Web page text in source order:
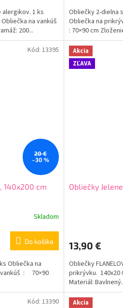
alergikov. 1 ks
na vankúš
200...
Obliečky 2-dielna
Obliečka na
: 70×90 cm
20 €
–30 %
140x200 cm
Skladom
Do košíka
Obliečka na
vankúš : 70×90
Kód: 13395
Akcia
ZĽAVA
Obliečky
13,90 €
Obliečky
prikrývku.
Materiál:
Kód: 13390
Akcia